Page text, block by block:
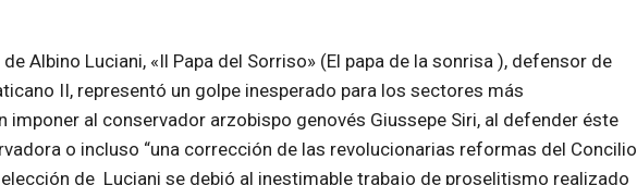
Albino Luciani, «Il Papa del Sorriso» (El papa de la sonrisa ), defensor de
II, representó un golpe inesperado para los sectores más
al conservador arzobispo genovés Giussepe Siri, al defender éste
o incluso “una corrección de las revolucionarias reformas del Concilio
de Luciani se debió al inestimable trabajo de proselitismo realizado